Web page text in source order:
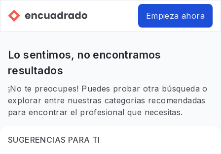
Empieza ahora
Lo sentimos, no encontramos
resultados
¡No te preocupes! Puedes probar otra búsqueda o
explorar entre nuestras categorías recomendadas
para encontrar el profesional que necesitas.
SUGERENCIAS PARA TI